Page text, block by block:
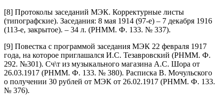
[8] Протоколы заседаний МЭК. Корректурные листы
(типографские). Заседания: 8 мая 1914 (97-е) – 7 декабря 1916
(113-е, закрытое). – 34 л. (РНММ. Ф. 133. № 337).
[9] Повестка с программой заседания МЭК 22 февраля 1917
года, на которое приглашался И.С. Тезавровский (РНММ. Ф.
292. №301). Сч\т из музыкального магазина А.С. Шора от
26.03.1917 (РНММ. Ф. 133. № 380). Расписка В. Мочульского
о получении 30 рублей от МЭК от 26.02.1917 (РНММ. Ф. 133.
№ 376).